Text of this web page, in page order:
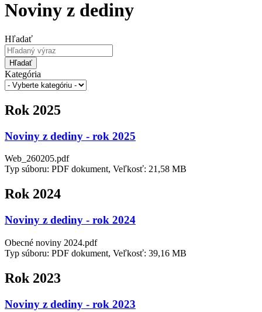
Noviny z dediny
Hľadať
Hľadať
Kategória
Rok 2025
Noviny z dediny - rok 2025
Web_260205.pdf
Typ súboru: PDF dokument, Veľkosť: 21,58 MB
Rok 2024
Noviny z dediny - rok 2024
Obecné noviny 2024.pdf
Typ súboru: PDF dokument, Veľkosť: 39,16 MB
Rok 2023
Noviny z dediny - rok 2023